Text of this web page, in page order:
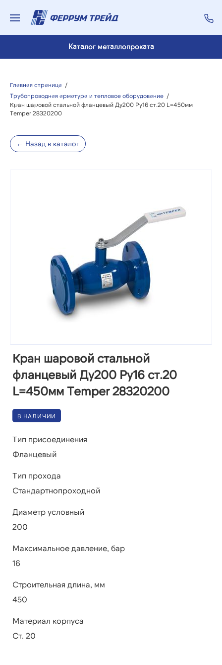
Каталог металлопроката
Главная страница /
Трубопроводная арматура и тепловое оборудование /
Кран шаровой стальной фланцевый Ду200 Ру16 ст.20 L=450мм
Temper 28320200
← Назад в каталог
Кран шаровой стальной
фланцевый Ду200 Ру16 ст.20
L=450мм Temper 28320200
В НАЛИЧИИ
Тип присоединения
Фланцевый
Тип прохода
Стандартнопроходной
Диаметр условный
200
Максимальное давление, бар
16
Строительная длина, мм
450
Материал корпуса
Ст. 20